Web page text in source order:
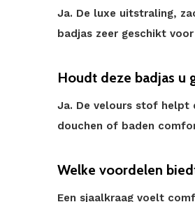
Ja. De luxe uitstraling,
badjas zeer geschikt
Houdt deze badjas u
Ja. De velours stof helpt
douchen of baden
Welke voordelen
Een sjaalkraag voelt